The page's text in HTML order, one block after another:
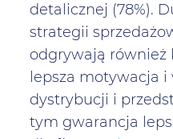
detalicznej (78%).
strategii
odgrywają również
lepsza motywacja i
dystrybucji i
tym gwarancja